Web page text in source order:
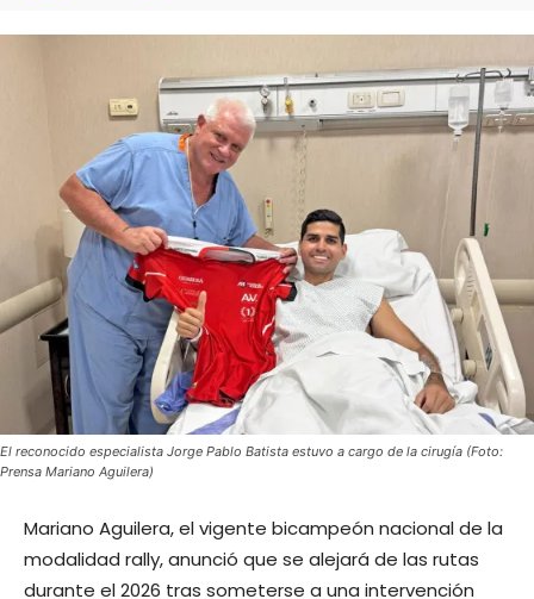
El reconocido especialista Jorge Pablo Batista estuvo a cargo de la cirugía (Foto:
Prensa Mariano Aguilera)
Mariano Aguilera, el vigente bicampeón nacional de la
modalidad rally, anunció que se alejará de las rutas
durante el 2026 tras someterse a una intervención